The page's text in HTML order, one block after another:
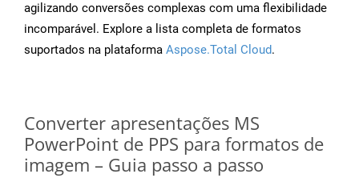
agilizando conversões complexas com uma flexibilidade
incomparável. Explore a lista completa de formatos
suportados na plataforma Aspose.Total Cloud.
Converter apresentações MS
PowerPoint de PPS para formatos de
imagem – Guia passo a passo